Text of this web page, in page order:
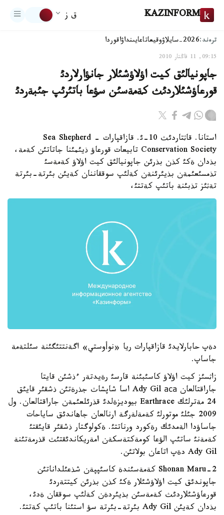
KAZINFORM ق ز
ترەند:2026-سايلاۋ وقيعاتاعايىنداۋاقوردا
09:15, 11 قاڭتار 2010
جاپونيالئق كيت اؤلاؤشئلار جانؤارلاردئ
قورعاؤشئلاردئث كةمةسئن سؤعا باتئرئپ جئبةردئ
استانا. قاثتاردئث 10-ئ. قازاقپارات - Sea Shepherd
Conservation Society تابيعات قورعاؤ ذيئمئنا جاتاتئن كةمة،
بذدان ةكئ كذن بذرئن جاپونيالئق كيت اؤلاؤ كةمةسئ
تذمسئعئمةن بذيئرئنةن كةلئپ سوققاننان كةيئن بئرتة-بئرتة
تةثئز تذبئنة باتئپ كةتتئ،
دةپ حابارلايدئ قازاقپارات ريا «نوأوستي» اگةنتتئگئنة سئلتةمة
جاساپ.
زاثسئز كيت اؤلاؤ كاسئبئنة قارسئ رةيدتةر ءذشئن قايتا
جاراقتالعان Ady Gil аса اسا شاپشاث جذرةتئن ذشقئر قايئق
24 مةترلئك Earthrace بيوديزةلدئ قذرئلعئمةن جاراقتالعان. ول
2009 جئلئ موتورلئ كةمةلةرگة ارنالعان جاهاندئق ساياحات
جاساؤدا الةمدئك رةكورد ورناتتئ. ةكولوگتار ذشقئر قايئقتئ
كةمةنئ ساتئپ الؤعا كومةكتةسكةن امةريكاندئقتئث قذرمةتئنة
Ady Gil دةپ اتاعان بولاتئن.
Shonan Maru-2 كةمةسئندة كاسئپپةن شذعئلداناتئن
جاپوندئق كيت اؤلاؤشئلار ةكئ كذن بذرئن كيتتةردئ
قورعاؤشئلاردئث كةمةسئن بذيئردةن كةلئپ سوققان ةدئ،
بذدان كةيئن Ady Gil بئرتة-بئرتة سؤ استئنا باتئپ كةتتئ.